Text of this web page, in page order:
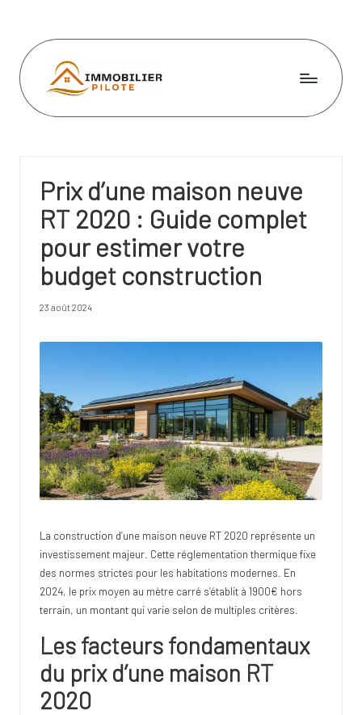
content
I
o
bi
li
e
r
pi
lo
te
Prix d’une maison neuve
RT 2020 : Guide complet
pour estimer votre
budget construction
23 août 2024
La construction d’une maison neuve RT 2020 représente un
investissement majeur. Cette réglementation thermique fixe
des normes strictes pour les habitations modernes. En
2024, le prix moyen au mètre carré s’établit à 1900€ hors
terrain, un montant qui varie selon de multiples critères.
Les facteurs fondamentaux
du prix d’une maison RT
2020